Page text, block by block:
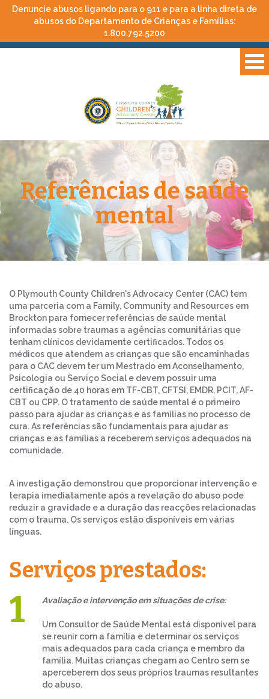
Denuncie abusos ligando para o 911 e para a linha direta de
abusos do Departamento de Crianças e Famílias:
1.800.792.5200
Referências de saúde
mental
O Plymouth County Children's Advocacy Center (CAC) tem
uma parceria com a Family, Community and Resources em
Brockton para fornecer referências de saúde mental
informadas sobre traumas a agências comunitárias que
tenham clínicos devidamente certificados. Todos os
médicos que atendem as crianças que são encaminhadas
para o CAC devem ter um Mestrado em Aconselhamento,
Psicologia ou Serviço Social e devem possuir uma
certificação de 40 horas em TF-CBT, CFTSI, EMDR, PCIT, AF-
CBT ou CPP. O tratamento de saúde mental é o primeiro
passo para ajudar as crianças e as famílias no processo de
cura. As referências são fundamentais para ajudar as
crianças e as famílias a receberem serviços adequados na
comunidade.
A investigação demonstrou que proporcionar intervenção e
terapia imediatamente após a revelação do abuso pode
reduzir a gravidade e a duração das reacções relacionadas
com o trauma. Os serviços estão disponíveis em várias
línguas.
Serviços prestados:
Avaliação e intervenção em situações de crise:
Um Consultor de Saúde Mental está disponível para
se reunir com a família e determinar os serviços
mais adequados para cada criança e membro da
família. Muitas crianças chegam ao Centro sem se
aperceberem dos seus próprios traumas resultantes
do abuso.